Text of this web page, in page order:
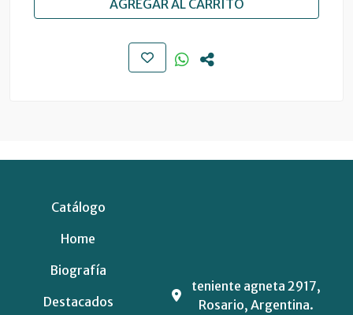
AGREGAR AL CARRITO
Catálogo
Home
Biografía
Destacados
teniente agneta 2917,
Rosario, Argentina.